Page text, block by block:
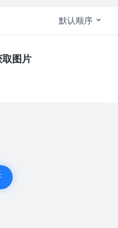
默认顺序
图片
html5shexiangtoutiaoy